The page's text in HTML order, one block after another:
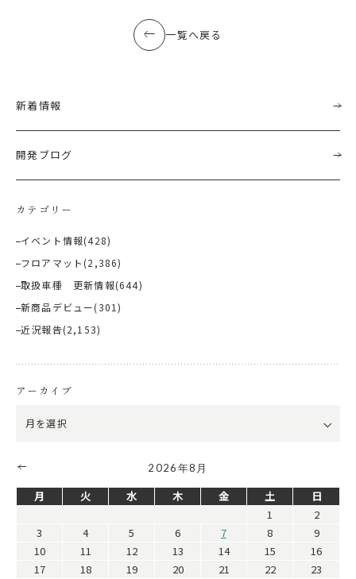
一覧へ戻る
新着情報
開発ブログ
カテゴリー
イベント情報(428)
フロアマット (2,386)
取扱車種 更新情報(644)
新商品デビュー(301)
近況報告(2,153)
アーカイブ
2026年8月
月 火 水 木 金 土
日
1
2
3
4 5 6 7 8
9
10
11 12 13 14 15
16
17
18 19 20 21 22
23